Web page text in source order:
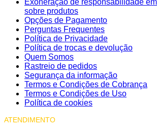
Exoneração de responsabilidade
sobre produtos
Opções de Pagamento
Perguntas Frequentes
Política de Privacidade
Política de trocas e devolução
Quem Somos
Rastreio de pedidos
Segurança da informação
Termos e Condições de Cobrança
Termos e Condições de Uso
Política de cookies
ATENDIMENTO